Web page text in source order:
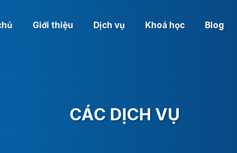
Giới thiệu Dịch vụ Khoá học Blog
CÁC DỊCH VỤ